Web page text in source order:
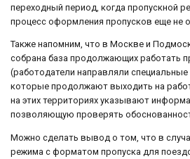
переходный период, когда пропускной
процесс оформления пропусков еще не
Также напомним, что в Москве и
собрана база продолжающих работать
(работодатели направляли
которые продолжают выходить на
на этих территориях указывают
позволяющую проверять
Можно сделать вывод о том, что в
режима с форматом пропуска для